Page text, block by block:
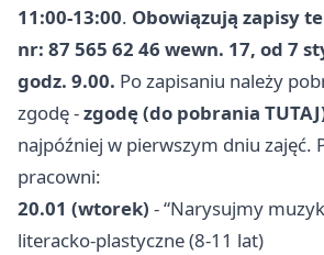
11:00-13:00. Obowiązują zapisy
nr: 87 565 62 46 wewn. 17, od 7
godz. 9.00. Po zapisaniu należy
zgodę -zgodę (do pobrania
najpóźniej w pierwszym dniu zajęć.
pracowni:
20.01 (wtorek) - “Narysujmy
literacko-plastyczne (8-11 lat)